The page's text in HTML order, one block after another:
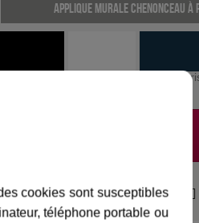
Applique murale Chenonceau
Vert de
Assurance transport offerte
cookies sont susceptibles
téléphone portable ou